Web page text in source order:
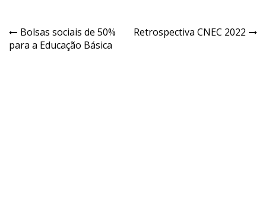
Bolsas sociais de 50%
para a Educação Básica
Retrospectiva CNEC 2022